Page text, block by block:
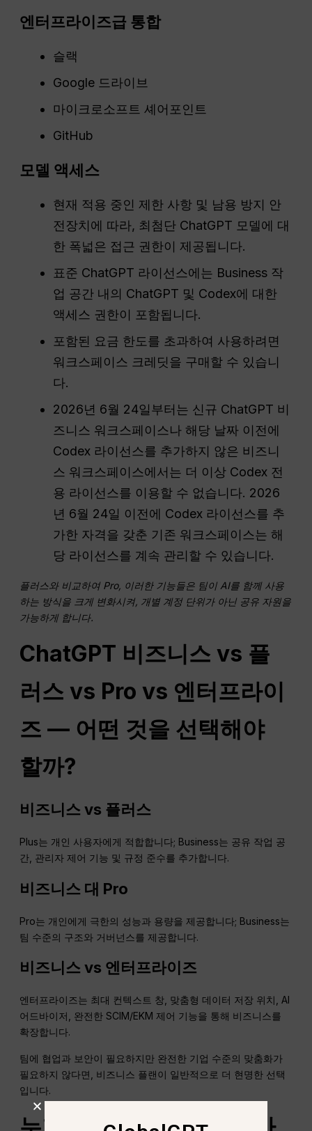
엔터프라이즈급 통합
슬랙
Google 드라이브
마이크로소프트 셰어포인트
GitHub
모델 액세스
현재 적용 중인 제한 사항 및 남용 방지 안
전장치에 따라, 최첨단 ChatGPT 모델에 대
한 폭넓은 접근 권한이 제공됩니다.
표준 ChatGPT 라이선스에는 Business 작
업 공간 내의 ChatGPT 및 Codex에 대한
액세스 권한이 포함됩니다.
포함된 요금 한도를 초과하여 사용하려면
워크스페이스 크레딧을 구매할 수 있습니
다.
2026년 6월 24일부터는 신규 ChatGPT 비
즈니스 워크스페이스나 해당 날짜 이전에
Codex 라이선스를 추가하지 않은 비즈니
스 워크스페이스에서는 더 이상 Codex 전
용 라이선스를 이용할 수 없습니다. 2026
년 6월 24일 이전에 Codex 라이선스를 추
가한 자격을 갖춘 기존 워크스페이스는 해
당 라이선스를 계속 관리할 수 있습니다.
플러스와 비교하여 Pro, 이러한 기능들은 팀이 AI를 함께 사용
하는 방식을 크게 변화시켜, 개별 계정 단위가 아닌 공유 자원을
가능하게 합니다.
ChatGPT 비즈니스 vs 플
러스 vs Pro vs 엔터프라이
즈 — 어떤 것을 선택해야
할까?
비즈니스 vs 플러스
Plus는 개인 사용자에게 적합합니다; Business는 공유 작업 공
간, 관리자 제어 기능 및 규정 준수를 추가합니다.
비즈니스 대 Pro
Pro는 개인에게 극한의 성능과 용량을 제공합니다; Business는
팀 수준의 구조와 거버넌스를 제공합니다.
비즈니스 vs 엔터프라이즈
엔터프라이즈는 최대 컨텍스트 창, 맞춤형 데이터 저장 위치, AI
어드바이저, 완전한 SCIM/EKM 제어 기능을 통해 비즈니스를
확장합니다.
팀에 협업과 보안이 필요하지만 완전한 기업 수준의 맞춤화가
필요하지 않다면, 비즈니스 플랜이 일반적으로 더 현명한 선택
입니다.